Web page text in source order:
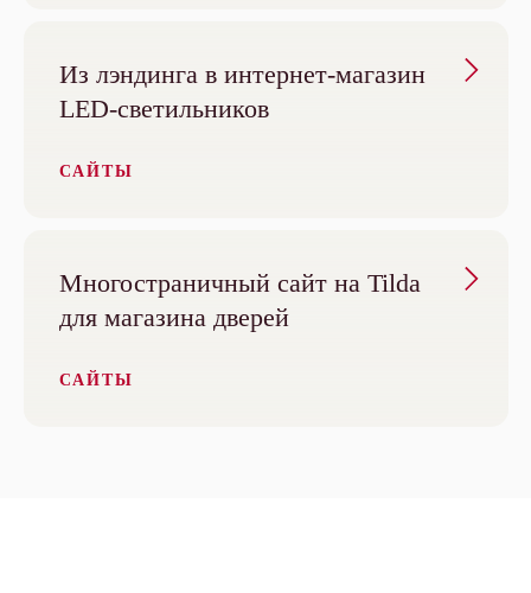
Из лэндинга в интернет-магазин
LED-светильников
САЙТЫ
Многостраничный сайт на Tilda
для магазина дверей
САЙТЫ